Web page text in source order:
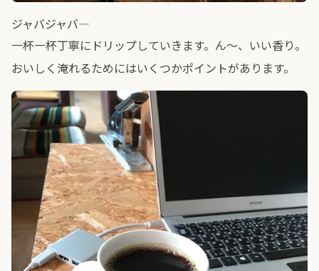
ジャバジャバ―
一杯一杯丁寧にドリップしていきます。ん～、いい香り。
おいしく淹れるためにはいくつかポイントがあります。